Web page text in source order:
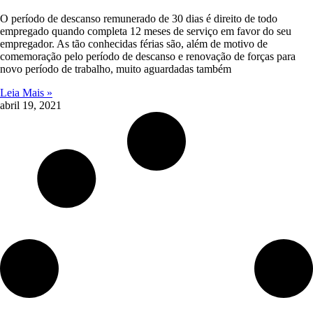
O período de descanso remunerado de 30 dias é direito de todo
empregado quando completa 12 meses de serviço em favor do seu
empregador. As tão conhecidas férias são, além de motivo de
comemoração pelo período de descanso e renovação de forças para
novo período de trabalho, muito aguardadas também
Leia Mais »
abril 19, 2021